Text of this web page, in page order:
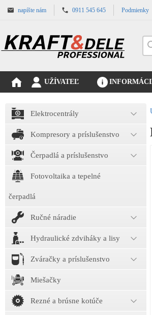
napíšte nám 0911 545 645 Podmienky
UŽÍVATEĽ
Elektrocentrály
Kompresory a príslušenstvo
Čerpadlá a príslušenstvo
Fotovoltaika a tepelné
čerpadlá
Ručné náradie
Hydraulické zdviháky a lisy
Zváračky a príslušenstvo
Miešačky
Rezné a brúsne kotúče